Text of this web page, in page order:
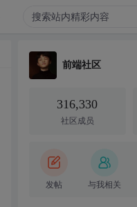
前端社区
316,330
社区成员
发帖 与我相关